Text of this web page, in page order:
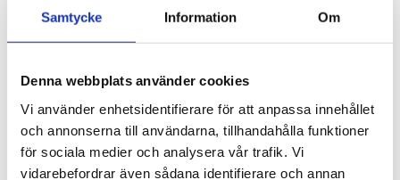
Samtycke Information Om
Denna webbplats använder cookies
Vi använder enhetsidentifierare för att anpassa innehållet
och annonserna till användarna, tillhandahålla funktioner
för sociala medier och analysera vår trafik. Vi
vidarebefordrar även sådana identifierare och annan
körning och enkel
5 990kr